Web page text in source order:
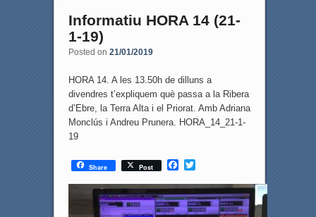
Informatiu HORA 14 (21-
1-19)
Posted on 21/01/2019
HORA 14. A les 13.50h de dilluns a
divendres t’expliquem què passa a la Ribera
d’Ebre, la Terra Alta i el Priorat. Amb Adriana
Monclús i Andreu Prunera. HORA_14_21-1-
19
Share Post
F
c
e
b
T
i
t
t